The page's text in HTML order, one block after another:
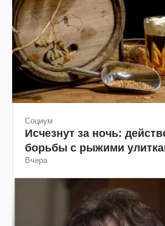
Социум
Исчезнут за ночь:
борьбы с рыжими
Вчера